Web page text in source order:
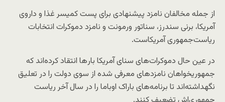
از جمله مخالفان نامزد پیشنهادی برای پست کمیسر غذا و داروی
آمریکا، برنی سندرز، سناتور ورمونت و نامزد دموکرات انتخابات
ریاست‌جمهوری آمریکاست.
در عین حال دموکرات‌های سنای آمریکا بار‌ها انتقاد کرده‌اند که
جمهوریخواهان نامزدهای معرفی شده از سوی دولت را در تعلیق
نگهداشته‌اند تا برنامه‌های باراک اوباما را در سال آخر ریاست